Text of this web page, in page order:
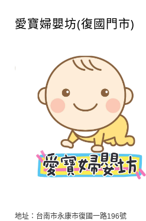
愛寶婦嬰坊(復國門市)
地址：台南市永康市復國一路196號